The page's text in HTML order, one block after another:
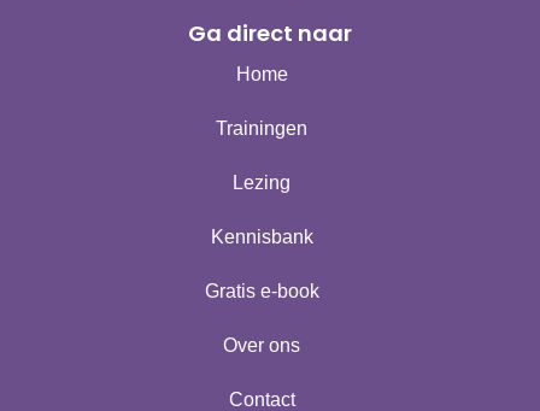
Ga direct naar
Home
Trainingen
Lezing
Kennisbank
Gratis e-book
Over ons
Contact